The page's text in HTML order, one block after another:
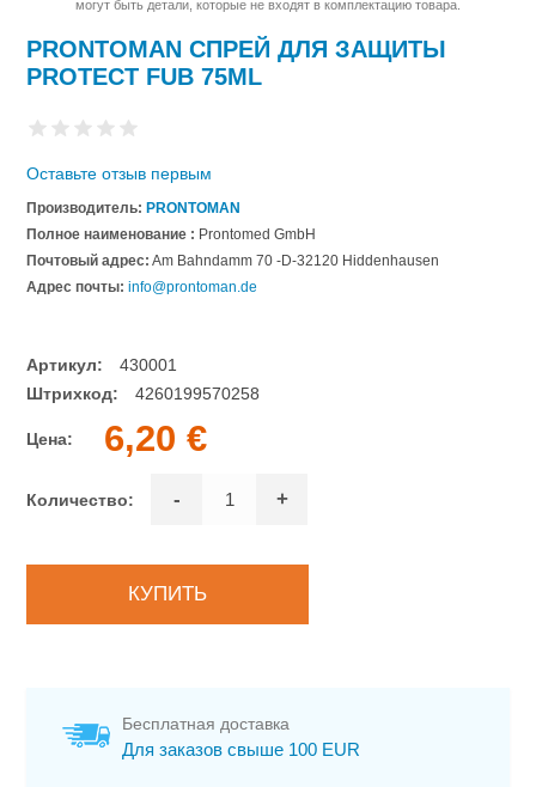
могут быть детали, которые не входят в комплектацию товара.
PRONTOMAN СПРЕЙ ДЛЯ ЗАЩИТЫ
PROTECT FUB 75ML
Оставьте отзыв первым
Производитель: PRONTOMAN
Полное наименование : Prontomed GmbH
Почтовый адрес: Am Bahndamm 70 -D-32120 Hiddenhausen
Адрес почты: info@prontoman.de
Артикул:
430001
Штрихкод:
4260199570258
Цена: 6,20 €
Количество: - +
Бесплатная доставка
Для заказов свыше 100 EUR